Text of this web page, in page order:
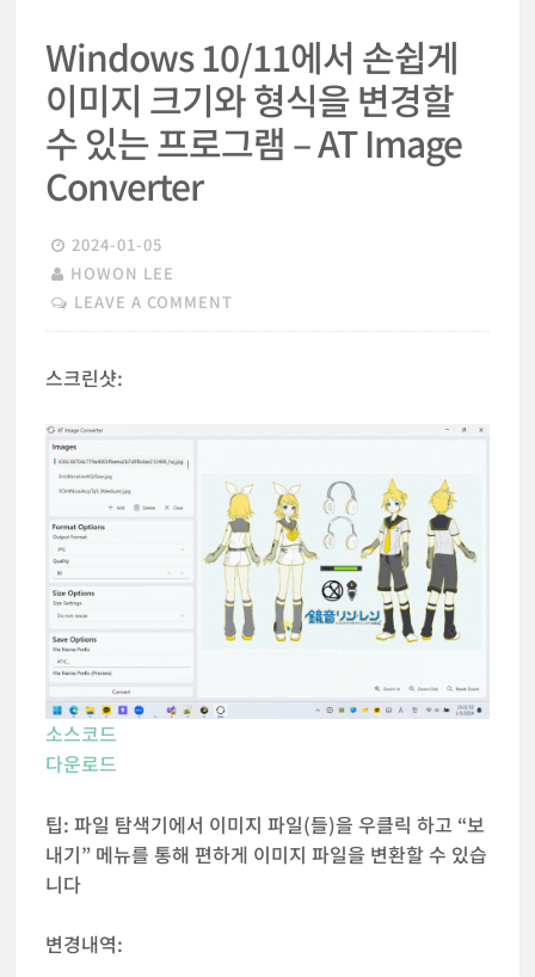
Windows 10/11에서 손쉽게
이미지 크기와 형식을 변경할
수 있는 프로그램 – AT Image
Converter
2024-01-05
HOWON LEE
LEAVE A COMMENT
스크린샷:
소스코드
다운로드
팁: 파일 탐색기에서 이미지 파일(들)을 우클릭 하고 “보
내기” 메뉴를 통해 편하게 이미지 파일을 변환할 수 있습
니다
변경내역: